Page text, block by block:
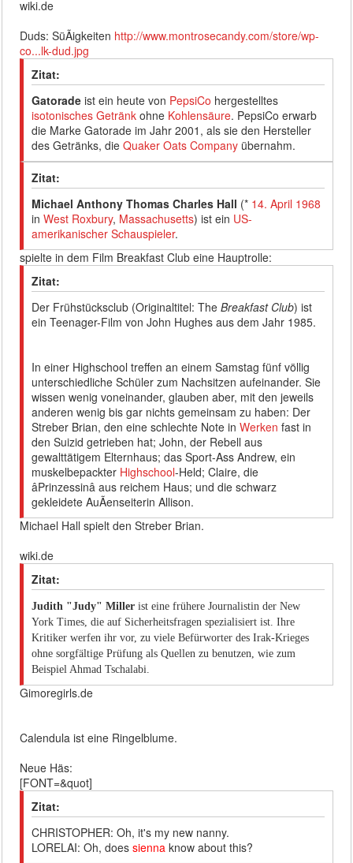
wiki.de
Duds: SüÃigkeiten http://www.montrosecandy.com/store/wp-
co...lk-dud.jpg
Zitat:
Gatorade ist ein heute von PepsiCo hergestelltes
isotonisches Getränk ohne Kohlensäure. PepsiCo erwarb
die Marke Gatorade im Jahr 2001, als sie den Hersteller
des Getränks, dieQuaker Oats Company übernahm.
Zitat:
Michael Anthony Thomas Charles Hall (* 14. April 1968
inWest Roxbury, Massachusetts) ist ein US-
amerikanischer Schauspieler.
spielte in dem Film Breakfast Club eine Hauptrolle:
Zitat:
Der Frühstücksclub (Originaltitel: TheBreakfast Club) ist
ein Teenager-Film von John Hughes aus dem Jahr 1985.
In einer Highschool treffen an einem Samstag fünf völlig
unterschiedliche Schüler zum Nachsitzen aufeinander. Sie
wissen wenig voneinander, glauben aber, mit den jeweils
anderen wenig bis gar nichts gemeinsam zu haben: Der
Streber Brian, den eine schlechte Note inWerken fast in
den Suizid getrieben hat; John, der Rebell aus
gewalttätigem Elternhaus; das Sport-Ass Andrew, ein
muskelbepackter Highschool-Held; Claire, die
âPrinzessinâ aus reichem Haus; und die schwarz
gekleidete AuÃenseiterin Allison.
Michael Hall spielt den Streber Brian.
wiki.de
Zitat:
Judith "Judy" Miller ist eine frühere Journalistin der New
York Times, die auf Sicherheitsfragen spezialisiert ist. Ihre
Kritiker werfen ihr vor, zu viele Befürworter des Irak-Krieges
ohne sorgfältige Prüfung als Quellen zu benutzen, wie zum
Beispiel Ahmad Tschalabi.
Gimoregirls.de
Calendula ist eine Ringelblume.
Neue Häs:
[FONT=&quot]
Zitat:
CHRISTOPHER: Oh, it's my new nanny.
LORELAI: Oh, doessiennaknow about this?